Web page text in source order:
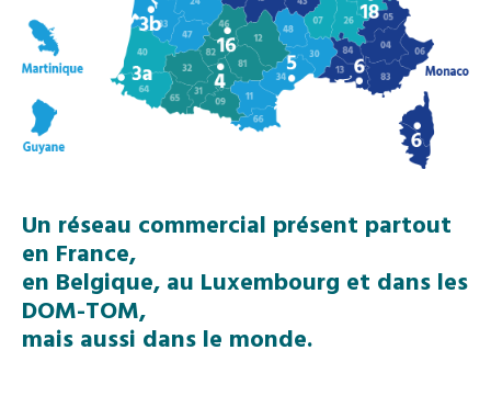
Un réseau commercial présent partout
en France,
en Belgique, au Luxembourg et dans les
DOM-TOM,
mais aussi dans le monde.